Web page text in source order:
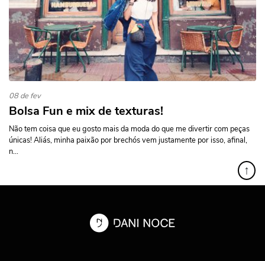
08 de fev
Bolsa Fun e mix de texturas!
Não tem coisa que eu gosto mais da moda do que me divertir com peças
únicas! Aliás, minha paixão por brechós vem justamente por isso, afinal,
n...
↑